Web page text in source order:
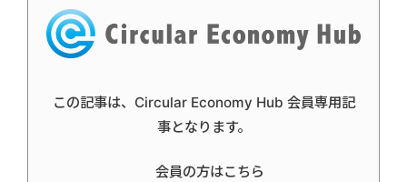
この記事は、Circular Economy Hub 会員専用記
事となります。
会員の方はこちら